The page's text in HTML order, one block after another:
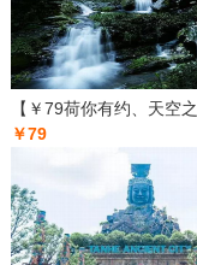
【￥79荷你有约、天空之
￥79